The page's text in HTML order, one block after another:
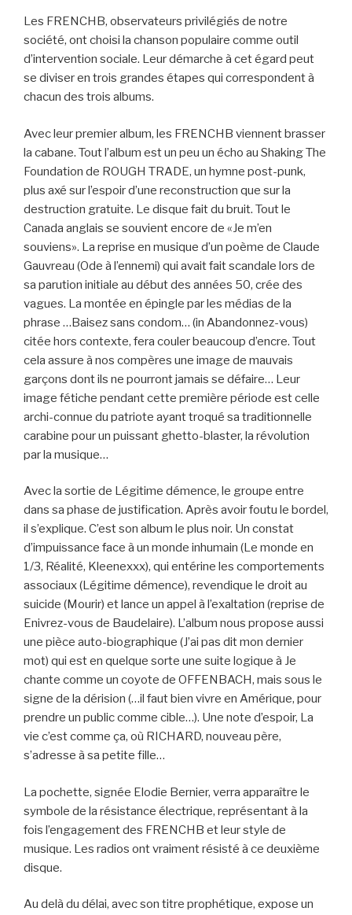
Les FRENCHB, observateurs privilégiés de notre
société, ont choisi la chanson populaire comme outil
d’intervention sociale. Leur démarche à cet égard peut
se diviser en trois grandes étapes qui correspondent à
chacun des trois albums.
Avec leur premier album, les FRENCHB viennent brasser
la cabane. Tout l’album est un peu un écho au Shaking The
Foundation de ROUGH TRADE, un hymne post-punk,
plus axé sur l’espoir d’une reconstruction que sur la
destruction gratuite. Le disque fait du bruit. Tout le
Canada anglais se souvient encore de «Je m’en
souviens». La reprise en musique d’un poème de Claude
Gauvreau (Ode à l’ennemi) qui avait fait scandale lors de
sa parution initiale au début des années 50, crée des
vagues. La montée en épingle par les médias de la
phrase …Baisez sans condom… (in Abandonnez-vous)
citée hors contexte, fera couler beaucoup d’encre. Tout
cela assure à nos compères une image de mauvais
garçons dont ils ne pourront jamais se défaire… Leur
image fétiche pendant cette première période est celle
archi-connue du patriote ayant troqué sa traditionnelle
carabine pour un puissant ghetto-blaster, la révolution
par la musique…
Avec la sortie de Légitime démence, le groupe entre
dans sa phase de justification. Après avoir foutu le bordel,
il s’explique. C’est son album le plus noir. Un constat
d’impuissance face à un monde inhumain (Le monde en
1/3, Réalité, Kleenexxx), qui entérine les comportements
associaux (Légitime démence), revendique le droit au
suicide (Mourir) et lance un appel à l’exaltation (reprise de
Enivrez-vous de Baudelaire). L’album nous propose aussi
une pièce auto-biographique (J’ai pas dit mon dernier
mot) qui est en quelque sorte une suite logique à Je
chante comme un coyote de OFFENBACH, mais sous le
signe de la dérision (…il faut bien vivre en Amérique, pour
prendre un public comme cible…). Une note d’espoir, La
vie c’est comme ça, où RICHARD, nouveau père,
s’adresse à sa petite fille…
La pochette, signée Elodie Bernier, verra apparaître le
symbole de la résistance électrique, représentant à la
fois l’engagement des FRENCHB et leur style de
musique. Les radios ont vraiment résisté à ce deuxième
disque.
Au delà du délai, avec son titre prophétique, expose un